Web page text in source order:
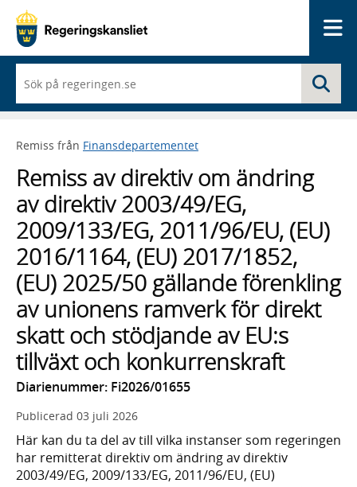
du
börjar
skriva
framträder
lista
med
sökförslag
Remiss från Finansdepartementet
Remiss av direktiv om ändring
av direktiv 2003/49/EG,
2009/133/EG, 2011/96/EU, (EU)
2016/1164, (EU) 2017/1852,
(EU) 2025/50 gällande förenkling
av unionens ramverk för direkt
skatt och stödjande av EU:s
tillväxt och konkurrenskraft
Diarienummer: Fi2026/01655
Publicerad 03 juli 2026
Här kan du ta del av till vilka instanser som regeringen
har remitterat direktiv om ändring av direktiv
2003/49/EG, 2009/133/EG, 2011/96/EU, (EU)